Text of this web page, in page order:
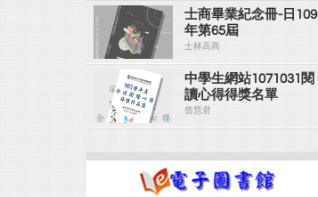
士商畢業紀念冊-日109
年第65屆
士林高商
中學生網站1071031閱
讀心得得獎名單
曾慧君